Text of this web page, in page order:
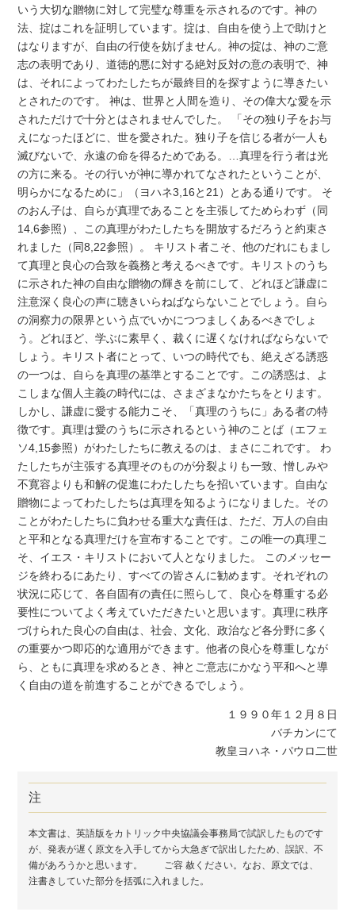
いう大切な贈物に対して完璧な尊重を示されるのです。神の
法、掟はこれを証明しています。掟は、自由を使う上で助けと
はなりますが、自由の行使を妨げません。神の掟は、神のご意
志の表明であり、道徳的悪に対する絶対反対の意の表明で、神
は、それによってわたしたちが最終目的を探すように導きたい
とされたのです。 神は、世界と人間を造り、その偉大な愛を示
されただけで十分とはされませんでした。 「その独り子をお与
えになったほどに、世を愛された。独り子を信じる者が一人も
滅びないで、永遠の命を得るためである。…真理を行う者は光
の方に来る。その行いが神に導かれてなされたということが、
明らかになるために」（ヨハネ3,16と21）とある通りです。 そ
のおん子は、自らが真理であることを主張してためらわず（同
14,6参照）、この真理がわたしたちを開放するだろうと約束さ
れました（同8,22参照）。 キリスト者こそ、他のだれにもまし
て真理と良心の合致を義務と考えるべきです。キリストのうち
に示された神の自由な贈物の輝きを前にして、どれほど謙虚に
注意深く良心の声に聴きいらねばならないことでしょう。自ら
の洞察力の限界という点でいかにつつましくあるべきでしょ
う。どれほど、学ぶに素早く、裁くに遅くなければならないで
しょう。キリスト者にとって、いつの時代でも、絶えざる誘惑
の一つは、自らを真理の基準とすることです。この誘惑は、よ
こしまな個人主義の時代には、さまざまなかたちをとります。
しかし、謙虚に愛する能力こそ、「真理のうちに」ある者の特
徴です。真理は愛のうちに示されるという神のことば（エフェ
ソ4,15参照）がわたしたちに教えるのは、まさにこれです。 わ
たしたちが主張する真理そのものが分裂よりも一致、憎しみや
不寛容よりも和解の促進にわたしたちを招いています。自由な
贈物によってわたしたちは真理を知るようになりました。その
ことがわたしたちに負わせる重大な責任は、ただ、万人の自由
と平和となる真理だけを宣布することです。この唯一の真理こ
そ、イエス・キリストにおいて人となりました。 このメッセー
ジを終わるにあたり、すべての皆さんに勧めます。それぞれの
状況に応じて、各自固有の責任に照らして、良心を尊重する必
要性についてよく考えていただきたいと思います。真理に秩序
づけられた良心の自由は、社会、文化、政治など各分野に多く
の重要かつ即応的な適用ができます。他者の良心を尊重しなが
ら、ともに真理を求めるとき、神とご意志にかなう平和へと導
く自由の道を前進することができるでしょう。
１９９０年１２月８日
バチカンにて
教皇ヨハネ・パウロ二世
注
本文書は、英語版をカトリック中央協議会事務局で試訳したものです
が、発表が遅く原文を入手してから大急ぎで訳出したため、誤訳、不
備があろうかと思います。 ご容 赦ください。なお、原文では、
注書きしていた部分を括弧に入れました。